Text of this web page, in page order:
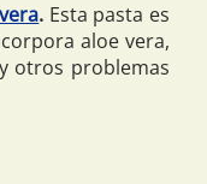
. Esta pasta es
aloe vera,
otros problemas